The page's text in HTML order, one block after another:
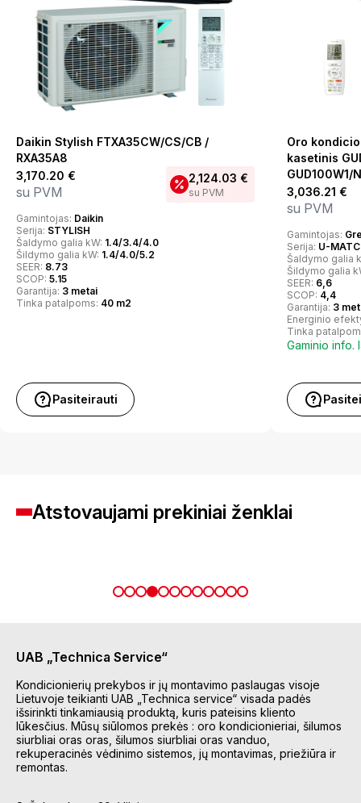
Daikin Stylish FTXA35CW/CS/CB /
RXA35A8
3,170.20 €
su PVM
2,124.03 €
su PVM
Gamintojas: Daikin
Serija: STYLISH
Šaldymo galia kW: 1.4/3.4/4.0
Šildymo galia kW: 1.4/4.0/5.2
SEER: 8.73
SCOP: 5.15
Garantija: 3 metai
Tinka patalpoms: 40 m2
Pasiteirauti
Oro
kasetinis
GUD100W1/
3,036.21 €
su PVM
Gamintojas:
Serija: U-
Šaldymo galia
Šildymo galia
SEER: 6,6
SCOP: 4,4
Garantija: 3
Energinio
Tinka
Gaminio info.
Atstovaujami prekiniai ženklai
UAB „Technica Service“
Kondicionierių prekybos ir jų montavimo paslaugas visoje
Lietuvoje teikianti UAB „Technica service“ visada padės
išsirinkti tinkamiausią produktą, kuris pateisins kliento
lūkesčius. Mūsų siūlomos prekės : oro kondicionieriai, šilumos